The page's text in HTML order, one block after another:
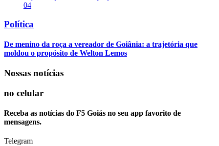
04
Política
De menino da roça a vereador de Goiânia: a trajetória que
moldou o propósito de Welton Lemos
Nossas notícias
no celular
Receba as notícias do F5 Goiás no seu app favorito de
mensagens.
Telegram